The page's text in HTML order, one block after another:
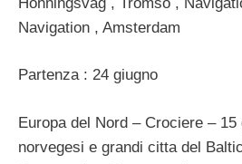
Navigation , Amsterdam
Partenza : 24 giugno
Europa del Nord – Crociere –
norvegesi e grandi citta del